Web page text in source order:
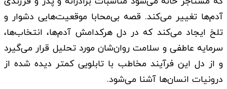
آدم‌‌ها تغییر می‌‌کند. قصه بی‌‌محابا موقعیت‌‌هایی دشوار و
تلخ ایجاد می‌‌کند که در دل هرکدامش آدم‌‌ها، انتخاب‌‌ها،
سرمایه عاطفی و سلامت روان‌‌شان مورد تحلیل قرار می‌‌گیرد
و از دل این فرآیند مخاطب با تابلویی کمتر دیده شده از
درونیات انسان‌‌ها آشنا می‌‌شود.